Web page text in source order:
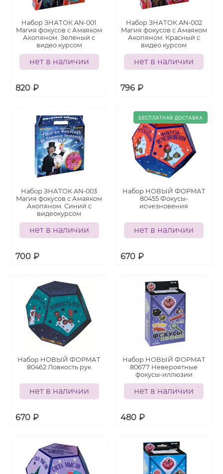
Набор ЗНАТОК AN-001
Магия фокусов с Амаяком
Акопяном. Зелёный с
видео курсом
нет в наличии
820 ₽
Набор ЗНАТОК AN-002
Магия фокусов с Амаяком
Акопяном. Красный с
видео курсом
нет в наличии
796 ₽
Набор ЗНАТОК AN-003
Магия фокусов с Амаяком
Акопяном. Синий с
видеокурсом
нет в наличии
700 ₽
Набор НОВЫЙ ФОРМАТ
80455 Фокусы-
исчезновения
нет в наличии
670 ₽
Набор НОВЫЙ ФОРМАТ
80462 Ловкость рук
нет в наличии
670 ₽
Набор НОВЫЙ ФОРМАТ
80677 Невероятные
фокусы-иллюзии
нет в наличии
480 ₽